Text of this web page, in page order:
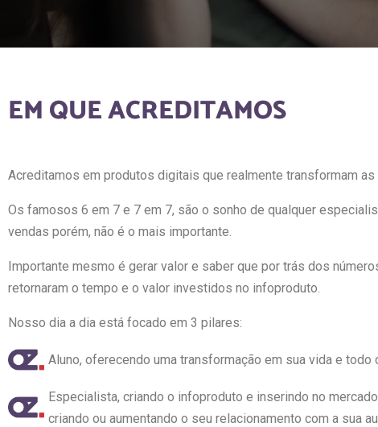
EM QUE ACREDITAMOS
Acreditamos em produtos digitais que realmente transformam
Os famosos 6 em 7 e 7 em 7, são o sonho de qualquer
vendas porém, não é o mais importante.
Importante mesmo é gerar valor e saber que por trás dos
retornaram o tempo e o valor investidos no infoproduto.
Nosso dia a dia está focado em 3 pilares:
Aluno, oferecendo uma transformação em sua vida e
Especialista, criando o infoproduto e inserindo no
criando ou aumentando o seu relacionamento com a sua